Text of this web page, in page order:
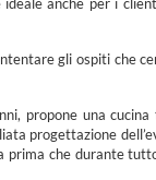
gli ospiti che
propone una cucina
progettazione
che durante